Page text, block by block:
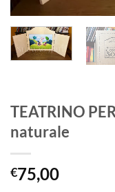
TEATRINO
naturale
€75,00